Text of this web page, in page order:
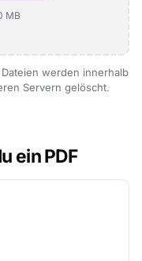
MB
werden innerhalb
Servern gelöscht.
ein PDF